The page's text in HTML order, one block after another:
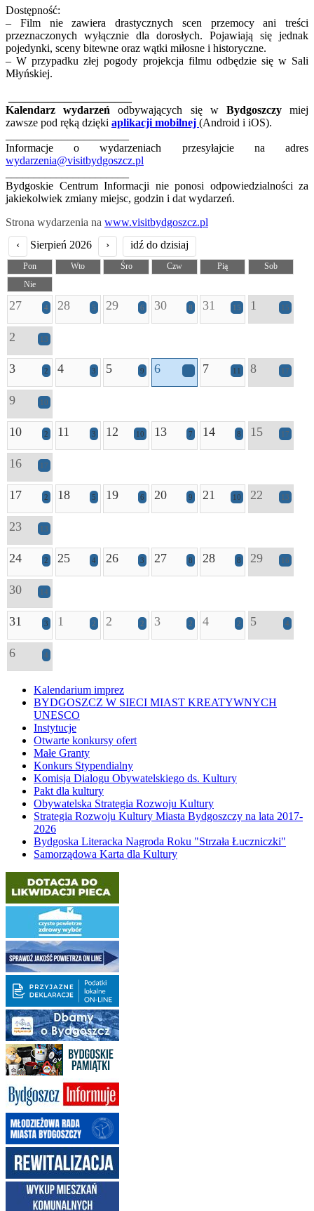
Dostępność:
– Film nie zawiera drastycznych scen przemocy ani treści
przeznaczonych wyłącznie dla dorosłych. Pojawiają się jednak
pojedynki, sceny bitewne oraz wątki miłosne i historyczne.
– W przypadku złej pogody projekcja filmu odbędzie się w Sali
Młyńskiej.
Kalendarz wydarzeńodbywających się w Bydgoszczymiej
zawsze pod ręką dzięki aplikacji mobilnej (Android i iOS).
Informacje o wydarzeniach przesyłajcie na adres
wydarzenia@visitbydgoszcz.pl
Bydgoskie Centrum Informacji nie ponosi odpowiedzialności za
jakiekolwiek zmiany miejsc, godzin i dat wydarzeń.
Strona wydarzenia na www.visitbydgoszcz.pl
‹
Sierpień 2026 › idź do dzisiaj
Pon Wto Śro Czw Pią
Sob
Nie
27 4 28 5 29 6 30 8 31 15 1 15
2 13
3 2 4 3 5 9 6 7 11 8 17
9 10
10 2 11 3 12 10 13 7 14 8 15 17
16 17
17 2 18 5 19 6 20 9 21 10 22 13
23 13
24 2 25 4 26 3 27 8 28 8 29 16
30 14
31 3 1 2 2 2 3 2 4 2 5 4
6 4
Kalendarium imprez
BYDGOSZCZ W SIECI MIAST KREATYWNYCH
UNESCO
Instytucje
Otwarte konkursy ofert
Małe Granty
Konkurs Stypendialny
Komisja Dialogu Obywatelskiego ds. Kultury
Pakt dla kultury
Obywatelska Strategia Rozwoju Kultury
Strategia Rozwoju Kultury Miasta Bydgoszczy na lata 2017-
2026
Bydgoska Literacka Nagroda Roku "Strzała Łuczniczki"
Samorządowa Karta dla Kultury